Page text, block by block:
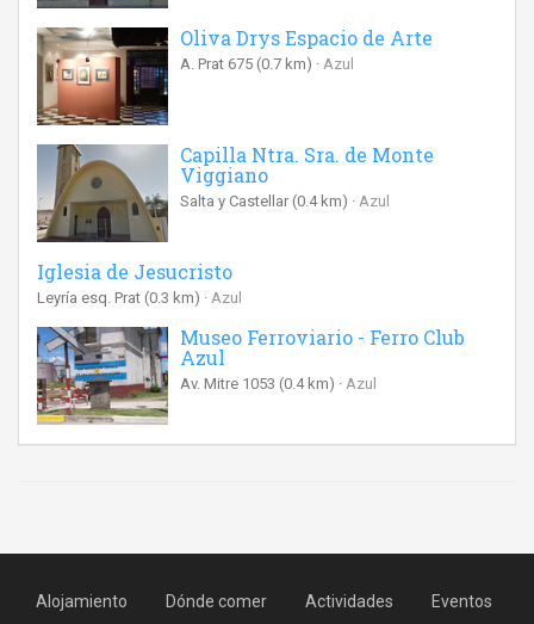
Oliva Drys Espacio de Arte
A. Prat 675 (0.7 km) Azul
Capilla Ntra. Sra. de Monte
Viggiano
Salta y Castellar (0.4 km) Azul
Iglesia de Jesucristo
Leyría esq. Prat (0.3 km) Azul
Museo Ferroviario - Ferro Club
Azul
Av. Mitre 1053 (0.4 km) Azul
Alojamiento Dónde comer Actividades Eventos